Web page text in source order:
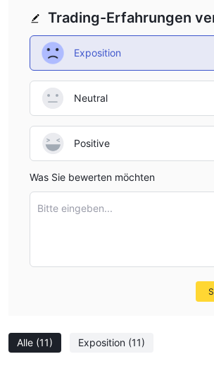
Alle (11) Exposition (11)
Trading-Erfahrungen
Exposition
Neutral
Positive
Was Sie bewerten möchten
Bitte eingeben...